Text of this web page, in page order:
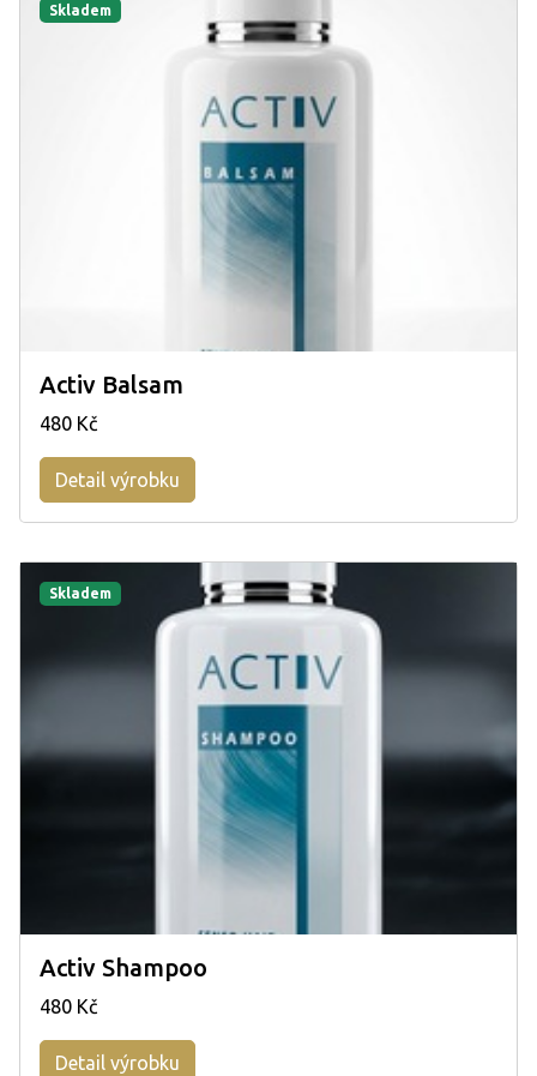
Skladem
Activ Balsam
480 Kč
Detail výrobku
Skladem
Activ Shampoo
480 Kč
Detail výrobku